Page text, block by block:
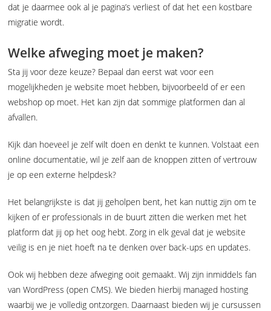
dat je daarmee ook al je pagina’s verliest of dat het een kostbare
migratie wordt.
Welke afweging moet je maken?
Sta jij voor deze keuze? Bepaal dan eerst wat voor een
mogelijkheden je website moet hebben, bijvoorbeeld of er een
webshop op moet. Het kan zijn dat sommige platformen dan al
afvallen.
Kijk dan hoeveel je zelf wilt doen en denkt te kunnen. Volstaat een
online documentatie, wil je zelf aan de knoppen zitten of vertrouw
je op een externe helpdesk?
Het belangrijkste is dat jij geholpen bent, het kan nuttig zijn om te
kijken of er professionals in de buurt zitten die werken met het
platform dat jij op het oog hebt. Zorg in elk geval dat je website
veilig is en je niet hoeft na te denken over back-ups en updates.
Ook wij hebben deze afweging ooit gemaakt. Wij zijn inmiddels fan
van WordPress (open CMS). We bieden hierbij managed hosting
waarbij we je volledig ontzorgen. Daarnaast bieden wij je cursussen